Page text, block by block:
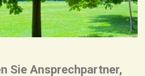
Sie Ansprechpartner,